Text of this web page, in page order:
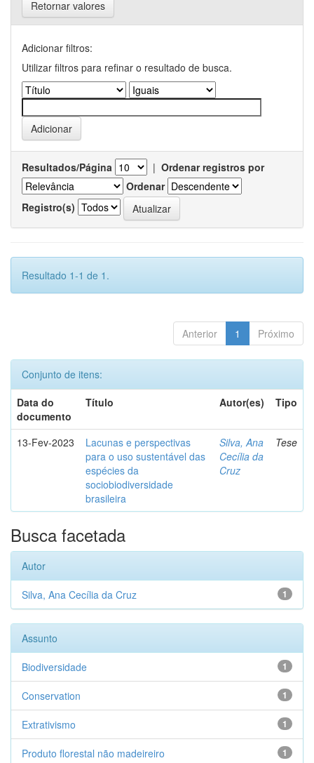
Retornar valores
Adicionar filtros:
Utilizar filtros para refinar o resultado de busca.
Resultados/Página | Ordenar registros por
Ordenar
Registro(s)
Resultado 1-1 de 1.
Anterior 1 Próximo
Conjunto de itens:
Data do
documento
Título Autor(es) Tipo
13-Fev-2023
Lacunas e perspectivas
para o uso sustentável das
espécies da
sociobiodiversidade
brasileira
Silva, Ana
Cecília da
Cruz
Tese
Busca facetada
Autor
1
Silva, Ana Cecília da Cruz
Assunto
1
Biodiversidade
1
Conservation
1
Extrativismo
1
Produto florestal não madeireiro